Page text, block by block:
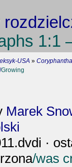
USA »
Growing
Marek
·
/was